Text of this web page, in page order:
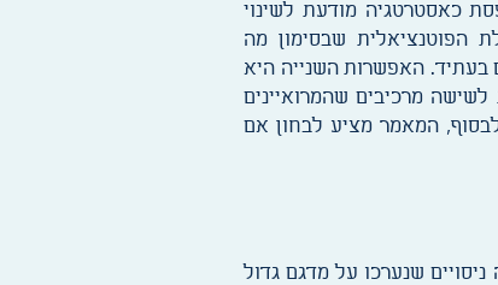
כאסטרטגיה מודעת לשינוי
הפוטנציאלית שבסימון מה
בעתיד. האפשרות השנייה היא
מרכיבים שהמרואיינים
המאמר מציע לבחון אם
שנערכו על מדגם גדול